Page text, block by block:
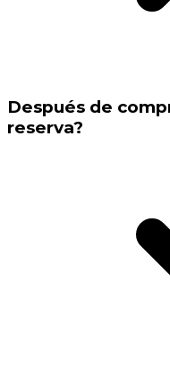
Después de
reserva?